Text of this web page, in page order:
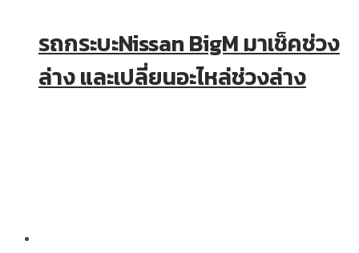
รถกระบะNissan BigM มาเช็คช่วง
ล่าง และเปลี่ยนอะไหล่ช่วงล่าง